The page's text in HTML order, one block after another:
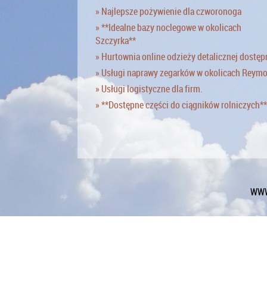
» Najlepsze pożywienie dla czworonoga
» **Idealne bazy noclegowe w okolicach
Szczyrka**
» Hurtownia online odzieży detalicznej
» Usługi naprawy zegarków w okolicach
» Usługi logistyczne dla firm.
» **Dostępne części do ciągników rolniczych**